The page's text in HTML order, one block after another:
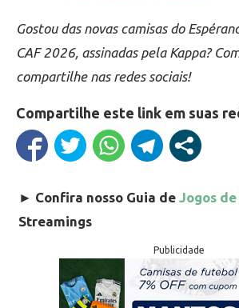
Gostou das novas camisas do
CAF 2026, assinadas pela Kappa?
compartilhe nas redes sociais!
Compartilhe este link em suas
► Confira nosso Guia de Jogos
Streamings
Publicidade